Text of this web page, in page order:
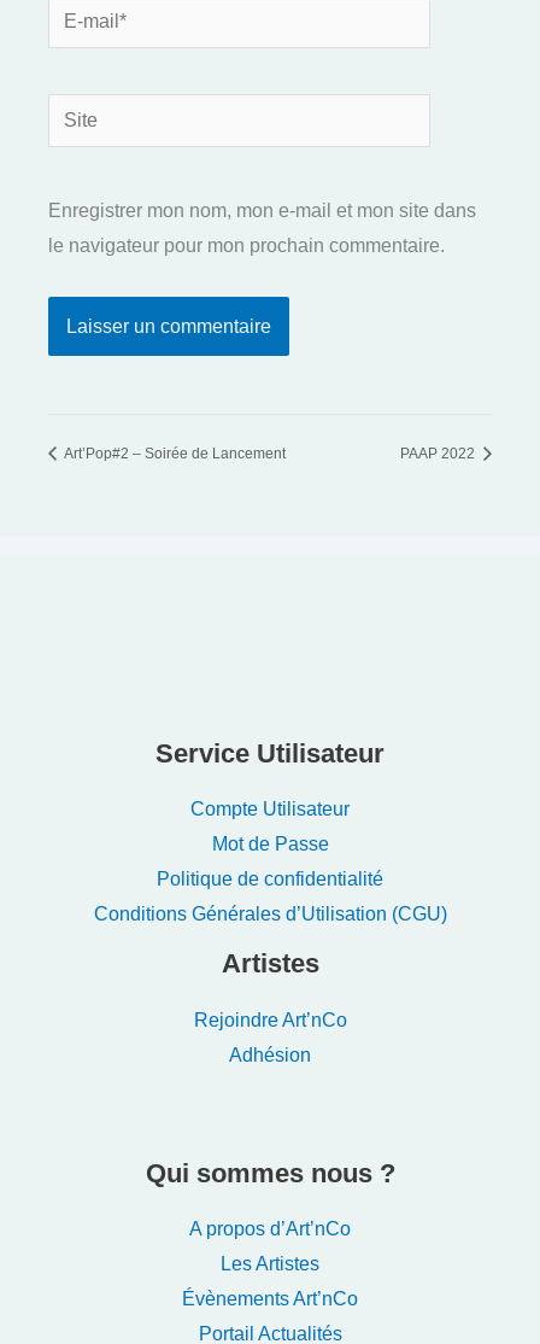
E-
mail*
Site
Enregistrer mon nom, mon e-mail et mon site dans
le navigateur pour mon prochain commentaire.
Art’Pop#2 – Soirée de Lancement PAAP 2022
Service Utilisateur
Compte Utilisateur
Mot de Passe
Politique de confidentialité
Conditions Générales d’Utilisation (CGU)
Artistes
Rejoindre Art’nCo
Adhésion
Qui sommes nous ?
A propos d’Art’nCo
Les Artistes
Évènements Art’nCo
Portail Actualités